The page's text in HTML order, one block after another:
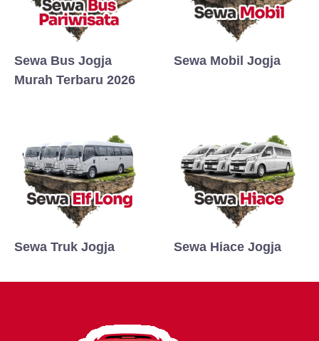
Sewa Bus Jogja
Murah Terbaru 2026
Sewa Mobil Jogja
Sewa Truk Jogja Sewa Hiace Jogja